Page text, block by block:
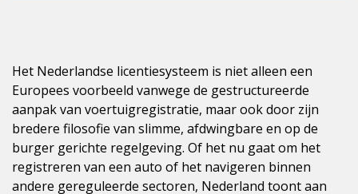
Het Nederlandse licentiesysteem is niet alleen een
Europees voorbeeld vanwege de gestructureerde
aanpak van voertuigregistratie, maar ook door zijn
bredere filosofie van slimme, afdwingbare en op de
burger gerichte regelgeving. Of het nu gaat om het
registreren van een auto of het navigeren binnen
andere gereguleerde sectoren, Nederland toont aan